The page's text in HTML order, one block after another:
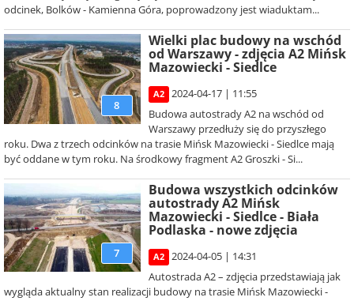
odcinek, Bolków - Kamienna Góra, poprowadzony jest wiaduktam...
8
Wielki plac budowy na wschód
od Warszawy - zdjęcia A2 Mińsk
Mazowiecki - Siedlce
A2
2024-04-17 | 11:55
Budowa autostrady A2 na wschód od
Warszawy przedłuży się do przyszłego
roku. Dwa z trzech odcinków na trasie Mińsk Mazowiecki - Siedlce mają
być oddane w tym roku. Na środkowy fragment A2 Groszki - Si...
7
Budowa wszystkich odcinków
autostrady A2 Mińsk
Mazowiecki - Siedlce - Biała
Podlaska - nowe zdjęcia
A2
2024-04-05 | 14:31
Autostrada A2 – zdjęcia przedstawiają jak
wygląda aktualny stan realizacji budowy na trasie Mińsk Mazowiecki -